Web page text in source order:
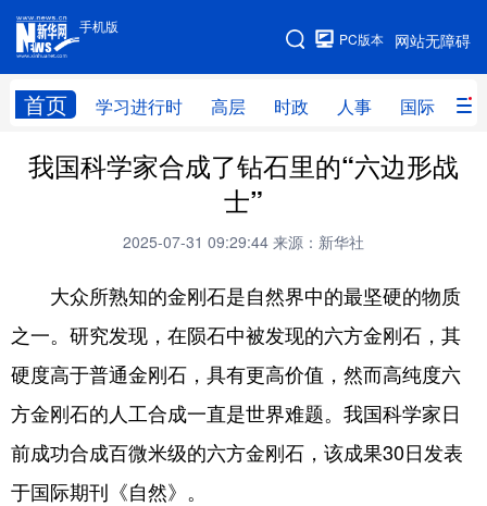
手机版
网站无障碍
PC版本
首页 学习进行时 高层 时政 人事 国际 财
手机版
网站地图
学习进行时 高层 时政 人事
思客智库 全球连线
科技 科普 体育 文化
健康 军事 访谈 视频
图片 中央文件 金融
溯源中国 城市
我国科学家合成了钻石里的“六边形战
士”
2025-07-31 09:29:44 来源：新华社
大众所熟知的金刚石是自然界中的最坚硬的物质
之一。研究发现，在陨石中被发现的六方金刚石，其
硬度高于普通金刚石，具有更高价值，然而高纯度六
方金刚石的人工合成一直是世界难题。我国科学家日
前成功合成百微米级的六方金刚石，该成果30日发表
于国际期刊《自然》。